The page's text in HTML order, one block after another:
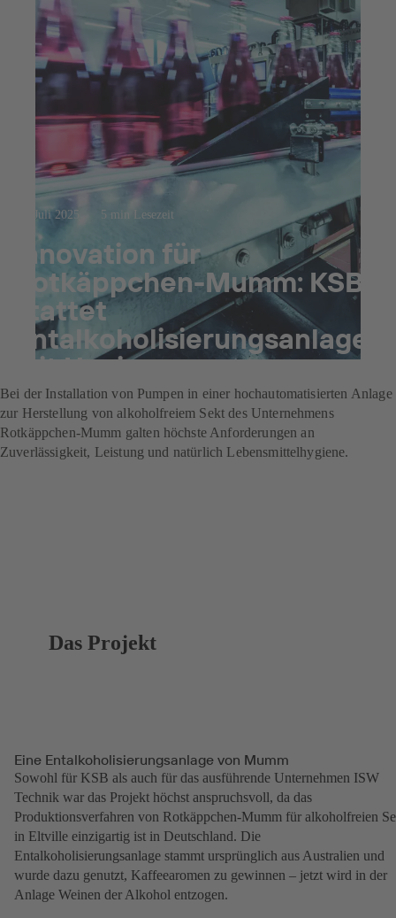
23. Juli 2025 5 min Lesezeit
Innovation für
Rotkäppchen-Mumm: KSB
stattet
Entalkoholisierungsanlage
mit Hygienepumpen aus
Bei der Installation von Pumpen in einer hochautomatisierten Anlage
zur Herstellung von alkoholfreiem Sekt des Unternehmens
Rotkäppchen-Mumm galten höchste Anforderungen an
Zuverlässigkeit, Leistung und natürlich Lebensmittelhygiene.
Das Projekt
Eine Entalkoholisierungsanlage von Mumm
Sowohl für KSB als auch für das ausführende Unternehmen ISW
Technik war das Projekt höchst anspruchsvoll, da das
Produktionsverfahren von Rotkäppchen-Mumm für alkoholfreien
in Eltville einzigartig ist in Deutschland. Die
Entalkoholisierungsanlage stammt ursprünglich aus Australien und
wurde dazu genutzt, Kaffeearomen zu gewinnen – jetzt wird in der
Anlage Weinen der Alkohol entzogen.